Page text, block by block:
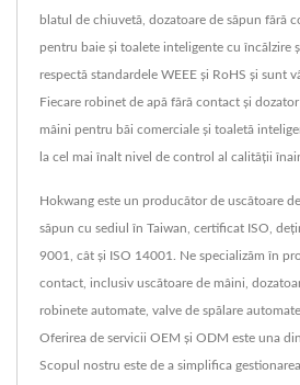
blatul de chiuvetă, dozatoare de săpun fără
pentru baie și toalete inteligente cu încălzire
respectă standardele WEEE și RoHS și sunt
Fiecare robinet de apă fără contact și
mâini pentru băi comerciale și toaletă
la cel mai înalt nivel de control al calității
Hokwang este un producător de uscătoare
săpun cu sediul în Taiwan, certificat ISO,
9001, cât și ISO 14001. Ne specializăm în
contact, inclusiv uscătoare de mâini,
robinete automate, valve de spălare
Oferirea de servicii OEM și ODM este una
Scopul nostru este de a simplifica